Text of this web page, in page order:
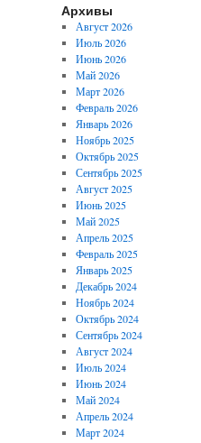
Архивы
Август 2026
Июль 2026
Июнь 2026
Май 2026
Март 2026
Февраль 2026
Январь 2026
Ноябрь 2025
Октябрь 2025
Сентябрь 2025
Август 2025
Июнь 2025
Май 2025
Апрель 2025
Февраль 2025
Январь 2025
Декабрь 2024
Ноябрь 2024
Октябрь 2024
Сентябрь 2024
Август 2024
Июль 2024
Июнь 2024
Май 2024
Апрель 2024
Март 2024